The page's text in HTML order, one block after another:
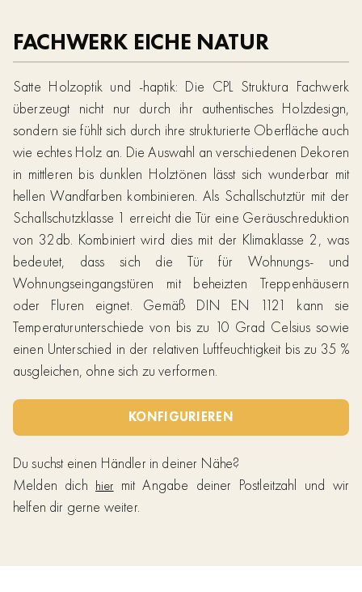
FACHWERK EICHE NATUR
Satte Holzoptik und -haptik: Die CPL Struktura Fachwerk
überzeugt nicht nur durch ihr authentisches Holzdesign,
sondern sie fühlt sich durch ihre strukturierte Oberfläche auch
wie echtes Holz an. Die Auswahl an verschiedenen Dekoren
in mittleren bis dunklen Holztönen lässt sich wunderbar mit
hellen Wandfarben kombinieren. Als Schallschutztür mit der
Schallschutzklasse 1 erreicht die Tür eine Geräuschreduktion
von 32db. Kombiniert wird dies mit der Klimaklasse 2, was
bedeutet, dass sich die Tür für Wohnungs- und
Wohnungseingangstüren mit beheizten Treppenhäusern
oder Fluren eignet. Gemäß DIN EN 1121 kann sie
Temperaturunterschiede von bis zu 10 Grad Celsius sowie
einen Unterschied in der relativen Luftfeuchtigkeit bis zu 35 %
ausgleichen, ohne sich zu verformen.
KONFIGURIEREN
Du suchst einen Händler in deiner Nähe?
Melden dich hier mit Angabe deiner Postleitzahl und wir
helfen dir gerne weiter.